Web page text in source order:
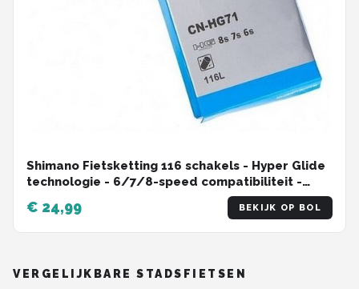
Shimano Fietsketting 116 schakels - Hyper Glide
technologie - 6/7/8-speed compatibiliteit -
€ 24,99 BEKIJK OP BOL
VERGELIJKBARE STADSFIETSEN